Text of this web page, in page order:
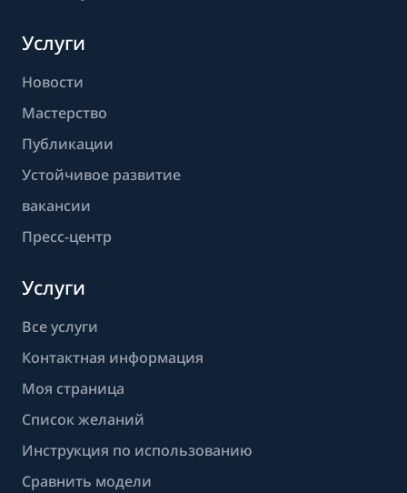
Услуги
Новости
Мастерство
Публикации
Устойчивое развитие
вакансии
Пресс-центр
Услуги
Все услуги
Контактная информация
Моя страница
Список желаний
Инструкция по использованию
Сравнить модели